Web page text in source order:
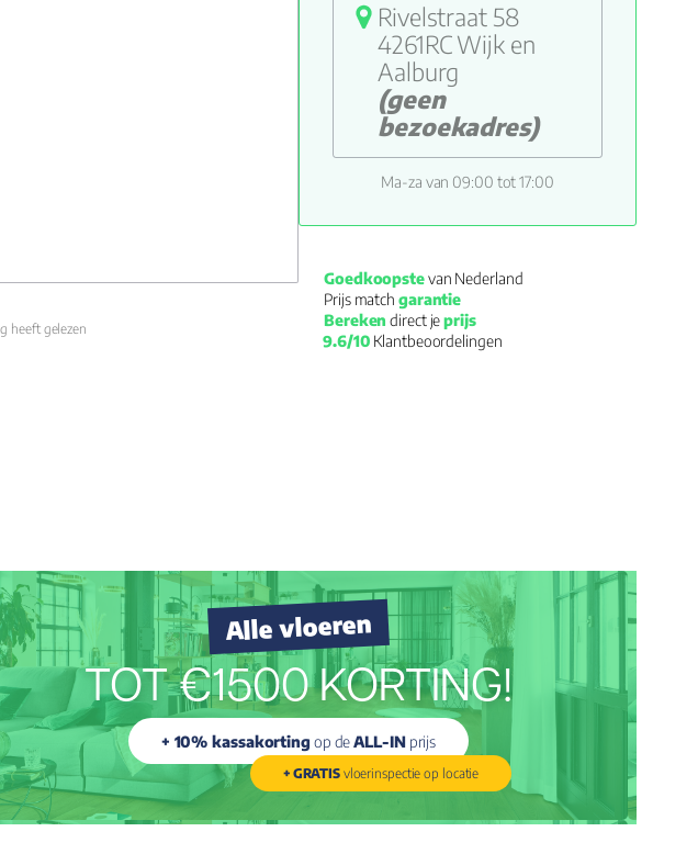
heeft gelezen
Rivelstraat 58
4261RC Wijk en
Aalburg
(geen
bezoekadres)
Ma-za van 09:00 tot 17:00
Goedkoopste van Nederland
Prijs match garantie
Bereken direct je prijs
9.6/10 Klantbeoordelingen
Alle vloeren
TOT €1500 KORTING!
+ 10% kassakortingop deALL-INprijs
+ GRATIS vloerinspectie op locatie